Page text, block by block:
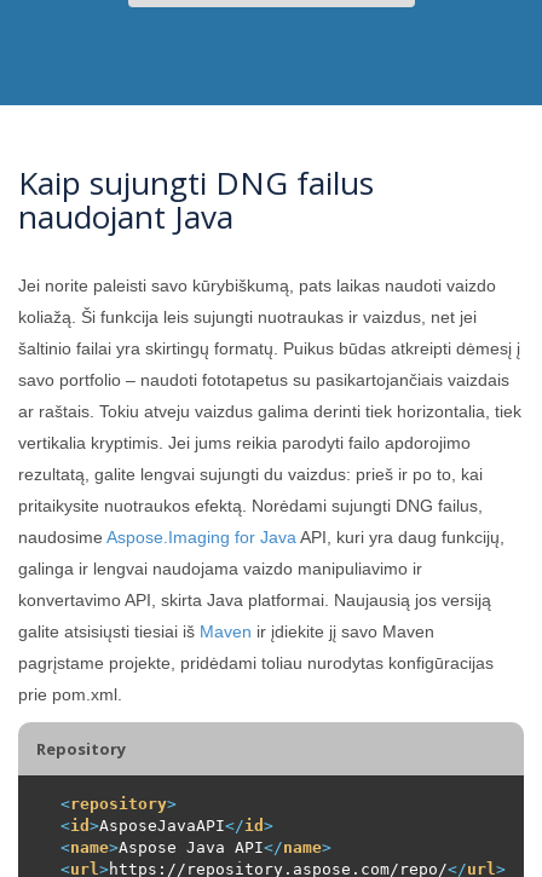
Kaip sujungti DNG failus
naudojant Java
Jei norite paleisti savo kūrybiškumą, pats laikas naudoti vaizdo
koliažą. Ši funkcija leis sujungti nuotraukas ir vaizdus, ​​net jei
šaltinio failai yra skirtingų formatų. Puikus būdas atkreipti dėmesį į
savo portfolio – naudoti fototapetus su pasikartojančiais vaizdais
ar raštais. Tokiu atveju vaizdus galima derinti tiek horizontalia, tiek
vertikalia kryptimis. Jei jums reikia parodyti failo apdorojimo
rezultatą, galite lengvai sujungti du vaizdus: prieš ir po to, kai
pritaikysite nuotraukos efektą. Norėdami sujungti DNG failus,
naudosime Aspose.Imaging for Java API, kuri yra daug funkcijų,
galinga ir lengvai naudojama vaizdo manipuliavimo ir
konvertavimo API, skirta Java platformai. Naujausią jos versiją
galite atsisiųsti tiesiai iš Maven ir įdiekite jį savo Maven
pagrįstame projekte, pridėdami toliau nurodytas konfigūracijas
prie pom.xml.
Repository
<repository>
<id >AsposeJavaAPI</id >
<name>Aspose Java API</name>
<url >https://repository.aspose.com/repo/</url >